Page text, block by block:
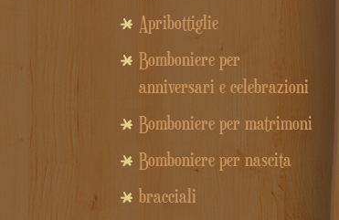
Apribottiglie
Bomboniere per
anniversari e celebrazioni
Bomboniere per matrimoni
Bomboniere per nascita
bracciali